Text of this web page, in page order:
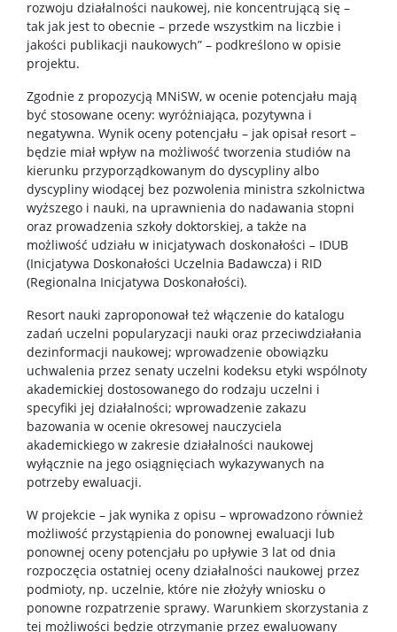
rozwoju działalności naukowej, nie koncentrującą się –
tak jak jest to obecnie – przede wszystkim na liczbie i
jakości publikacji naukowych” – podkreślono w opisie
projektu.
Zgodnie z propozycją MNiSW, w ocenie potencjału mają
być stosowane oceny: wyróżniająca, pozytywna i
negatywna. Wynik oceny potencjału – jak opisał resort –
będzie miał wpływ na możliwość tworzenia studiów na
kierunku przyporządkowanym do dyscypliny albo
dyscypliny wiodącej bez pozwolenia ministra szkolnictwa
wyższego i nauki, na uprawnienia do nadawania stopni
oraz prowadzenia szkoły doktorskiej, a także na
możliwość udziału w inicjatywach doskonałości – IDUB
(Inicjatywa Doskonałości Uczelnia Badawcza) i RID
(Regionalna Inicjatywa Doskonałości).
Resort nauki zaproponował też włączenie do katalogu
zadań uczelni popularyzacji nauki oraz przeciwdziałania
dezinformacji naukowej; wprowadzenie obowiązku
uchwalenia przez senaty uczelni kodeksu etyki wspólnoty
akademickiej dostosowanego do rodzaju uczelni i
specyfiki jej działalności; wprowadzenie zakazu
bazowania w ocenie okresowej nauczyciela
akademickiego w zakresie działalności naukowej
wyłącznie na jego osiągnięciach wykazywanych na
potrzeby ewaluacji.
W projekcie – jak wynika z opisu – wprowadzono również
możliwość przystąpienia do ponownej ewaluacji lub
ponownej oceny potencjału po upływie 3 lat od dnia
rozpoczęcia ostatniej oceny działalności naukowej przez
podmioty, np. uczelnie, które nie złożyły wniosku o
ponowne rozpatrzenie sprawy. Warunkiem skorzystania z
tej możliwości będzie otrzymanie przez ewaluowany